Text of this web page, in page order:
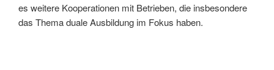
es weitere Kooperationen mit Betrieben, die insbesondere
das Thema duale Ausbildung im Fokus haben.